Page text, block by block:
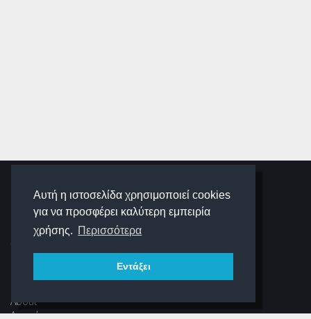
Αυτή η ιστοσελίδα χρησιμοποιεί cookies
για να προσφέρει καλύτερη εμπειρία
χρήσης. Περισσότερα
Εντάξει
SCHOOLIGANS
SCHOOLWAVE
ΠΛΟΉΓΗΣΗ
About
Αρχική